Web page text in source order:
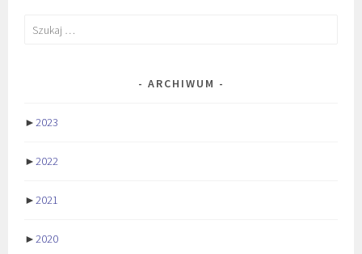
Szukaj:
ARCHIWUM
►2023
►2022
►2021
►2020